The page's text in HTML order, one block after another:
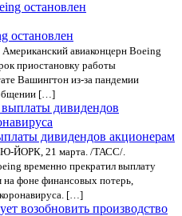
остановлен
Американский авиаконцерн Boeing
приостановку работы
Вашингтон из-за пандемии
[…]
дивидендов акционерам
ЙОРК, 21 марта. /ТАСС/.
временно прекратил выплату
фоне финансовых потерь,
[…]